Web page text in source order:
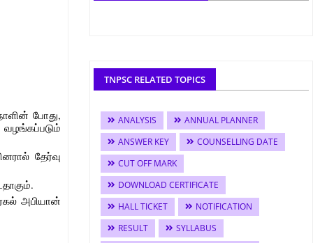
போது,
தேர்வு
அபியான்
TNPSC RELATED TOPICS
ANALYSIS
ANNUAL PLANNER
ANSWER KEY
COUNSELLING DATE
CUT OFF MARK
DOWNLOAD CERTIFICATE
HALL TICKET
NOTIFICATION
RESULT
SYLLABUS